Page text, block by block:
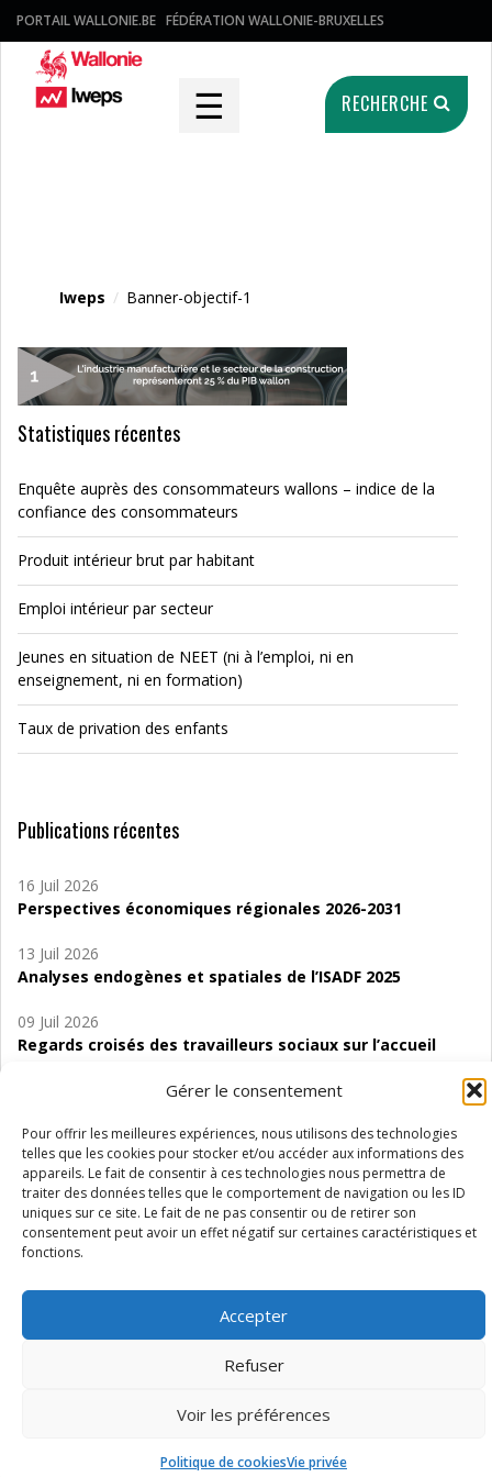
Gérer le consentement
Pour offrir les meilleures expériences, nous utilisons des technologies
telles que les cookies pour stocker et/ou accéder aux informations des
appareils. Le fait de consentir à ces technologies nous permettra de
traiter des données telles que le comportement de navigation ou les ID
uniques sur ce site. Le fait de ne pas consentir ou de retirer son
consentement peut avoir un effet négatif sur certaines caractéristiques et
fonctions.
Accepter
Refuser
Voir les préférences
Politique de cookiesVie privée
PORTAIL WALLONIE.BE FÉDÉRATION WALLONIE-BRUXELLES
☰ RECHERCHE
Iweps / Banner-objectif-1
Statistiques récentes
Enquête auprès des consommateurs wallons – indice de la
confiance des consommateurs
Produit intérieur brut par habitant
Emploi intérieur par secteur
Jeunes en situation de NEET (ni à l’emploi, ni en
enseignement, ni en formation)
Taux de privation des enfants
Publications récentes
16 Juil 2026
Perspectives économiques régionales 2026-2031
13 Juil 2026
Analyses endogènes et spatiales de l’ISADF 2025
09 Juil 2026
Regards croisés des travailleurs sociaux sur l’accueil
06 Juil 2026
Étude d’évaluabilité des Structures
d’accompagnement à l’autocréation d’emploi (SAACE)
01 Juil 2026
Pénurie du personnel infirmier :quels indicateurs
Wallonie ?
Vie privée Médiateur Accessibilité